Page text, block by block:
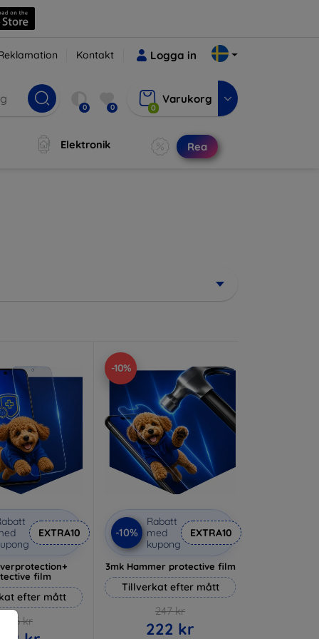
Kontakt Logga in
0 0 0
Varukorg
Elektronik Rea
EXTRA10
film
efter mått
236 kr
-10%
-10%
Rabatt
med
kupong
EXTRA10
3mk Hammer protective film
Tillverkat efter mått
247 kr
222 kr